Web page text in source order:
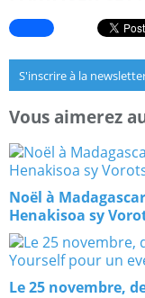
S'inscrire à la
Vous aimerez
Noël à
Henakisoa sy
Le 25 novembre,